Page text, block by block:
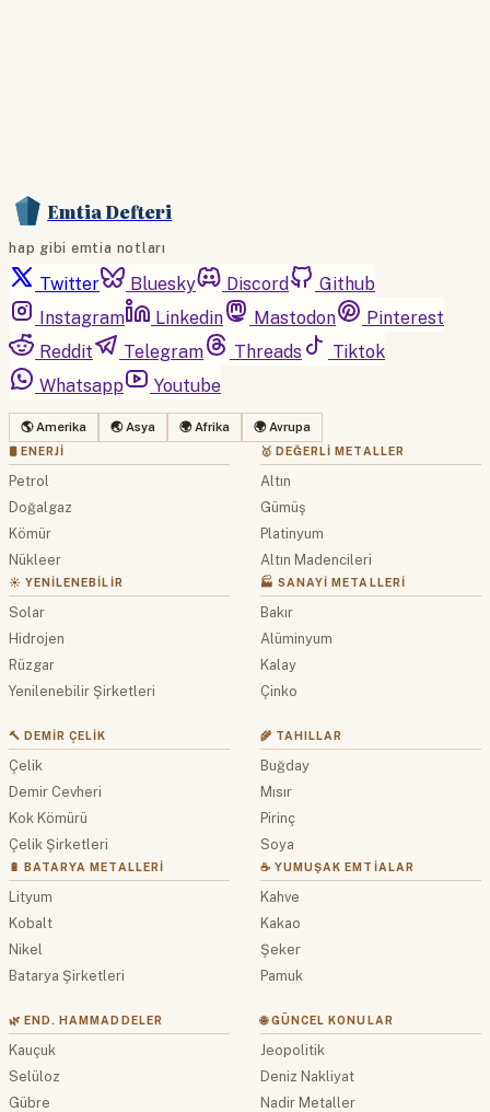
Emtia Defteri
hap gibi emtia notları
Twitter Bluesky Discord
Github
Instagram
Linkedin Mastodon
Pinterest
Reddit
Telegram Threads
Tiktok
Whatsapp
Youtube
🌎 Amerika 🌏 Asya 🌍 Afrika 🌍 Avrupa
🛢 ENERJI
Petrol
Doğalgaz
Kömür
Nükleer
☀️ YENILENEBILIR
Solar
Hidrojen
Rüzgar
Yenilenebilir Şirketleri
🥇 DEĞERLI METALLER
Altın
Gümüş
Platinyum
Altın Madencileri
🏭 SANAYI METALLERI
Bakır
Alüminyum
Kalay
Çinko
🔨 DEMIR ÇELIK
Çelik
Demir Cevheri
Kok Kömürü
Çelik Şirketleri
🔋 BATARYA METALLERI
Lityum
Kobalt
Nikel
Batarya Şirketleri
🌾 TAHILLAR
Buğday
Mısır
Pirinç
Soya
☕ YUMUŞAK EMTIALAR
Kahve
Kakao
Şeker
Pamuk
🌿 END. HAMMADDELER
Kauçuk
Selüloz
Gübre
🌐 GÜNCEL KONULAR
Jeopolitik
Deniz Nakliyat
Nadir Metaller